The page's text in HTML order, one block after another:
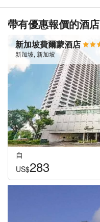
帶有優惠報價的酒店
新加坡費爾蒙酒店
新加坡, 新加坡
自
US$283